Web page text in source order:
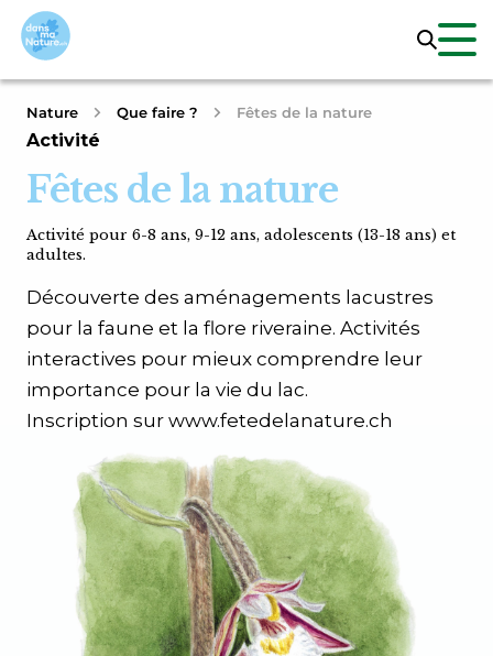
Nature Que faire ? Fêtes de la nature
Activité
Fêtes de la nature
Activité pour 6-8 ans, 9-12 ans, adolescents (13-18 ans) et
adultes.
Découverte des aménagements lacustres
pour la faune et la flore riveraine. Activités
interactives pour mieux comprendre leur
importance pour la vie du lac.
Inscription sur www.fetedelanature.ch